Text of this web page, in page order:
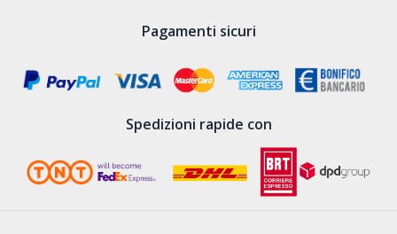
Pagamenti sicuri
Spedizioni rapide con